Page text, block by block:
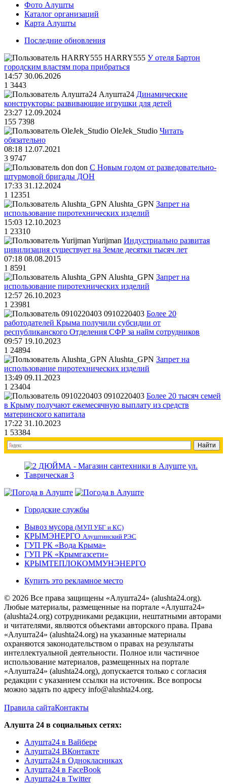
Фото Алушты
Каталог организаций
Карта Алушты
Последние обновления
HARRY555 У отеля Бартон
городским властям пора прибраться
14:57 30.06.2026
1 3443
Алушта24 Динамические
конструкторы: развивающие игрушки для детей
23:27 12.09.2024
155 7398
OleJek_Studio Читать
обязательно
08:18 12.07.2021
3 9747
don С Новым годом от разведовательно-
штурмовой бригады ДОН
17:33 31.12.2024
1 12351
Alushta_GPN Запрет на
использование пиротехнических изделий
15:03 12.10.2023
1 23310
Yurijman Индустриально развитая
цивилизация существует на Земле десятки тысяч лет
07:18 08.08.2015
1 8591
Alushta_GPN Запрет на
использование пиротехнических изделий
12:57 26.10.2023
1 23981
0910220403 Более 20
работодателей Крыма получили субсидии от
республиканского Отделения СФР за найм сотрудников
09:57 19.10.2023
1 24894
Alushta_GPN Запрет на
использование пиротехнических изделий
13:49 09.11.2023
1 23404
0910220403 Более 20 тысяч семей
в Крыму получают ежемесячную выплату из средств
материнского капитала
17:22 31.10.2023
1 53384
Городские службы
Вывоз мусора (МУП УБГ и КС)
КРЫМЭНЕРГО Алуштинский РЭС
ГУП РК «Вода Крыма»
ГУП РК «Крымгазсети»
КРЫМТЕПЛОКОММУНЭНЕРГО
Купить это рекламное место
© 2026 Все права защищены «Алушта24» (alushta24.org).
Любые материалы, размещенные на портале «Алушта24»
(alushta24.org) сотрудниками редакции, нештатными авторами
и читателями, являются объектами авторского права. Права
«Алушта24» (alushta24.org) на указанные материалы
охраняются законодательством о правах на результаты
интеллектуальной деятельности. Полное или частичное
использование материалов, размещенных на портале
«Алушта24» (alushta24.org), допускается только с согласия
редакции с указанием ссылки на источник. Все вопросы
можно задать по адресу info@alushta24.org.
Правила сайтаКонтакты
Алушта 24 в социальных сетях:
Алушта24 в Вайбере
Алушта24 ВКонтакте
Алушта24 в Однокласниках
Алушта24 в FaceBook
Алушта24 в Twitter